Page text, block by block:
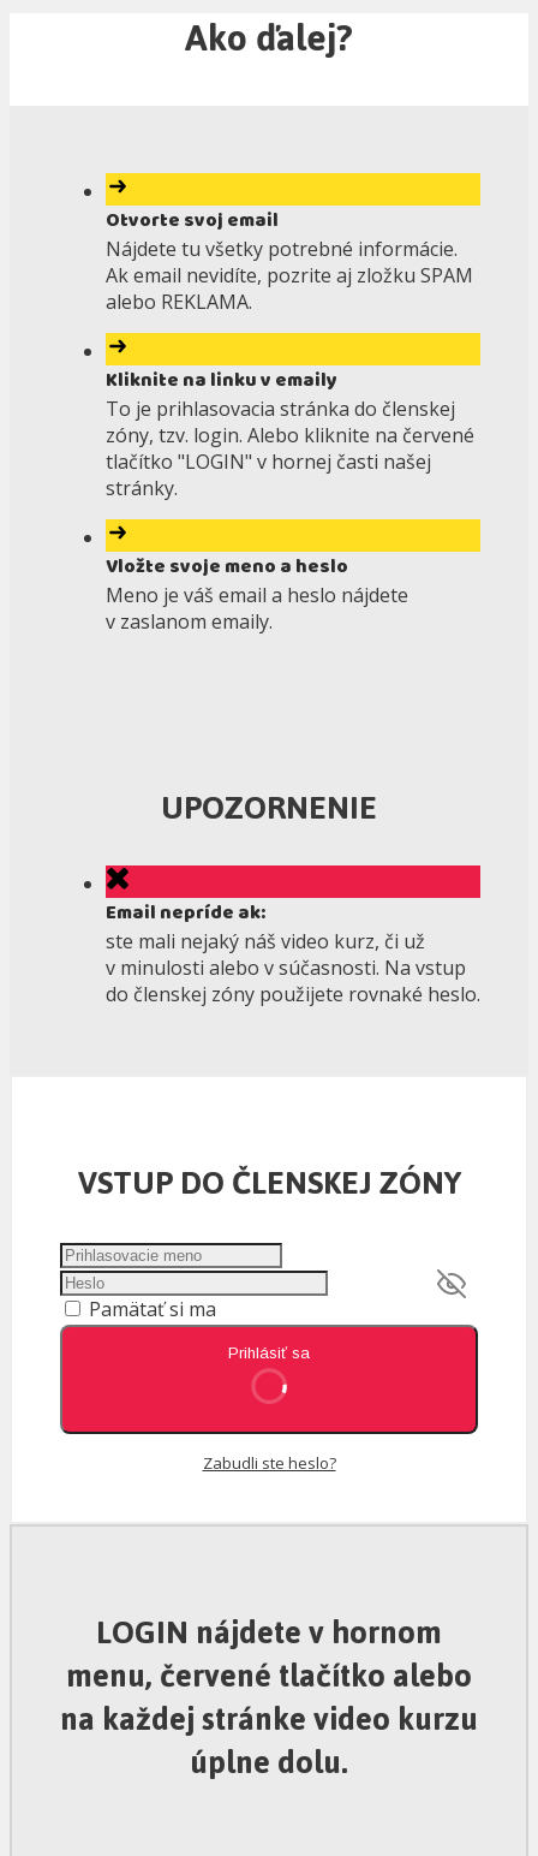
Ako ďalej?
Otvorte svoj email
Nájdete tu všetky potrebné informácie.
Ak email nevidíte, pozrite aj zložku SPAM
alebo REKLAMA.
Kliknite na linku v emaily
To je prihlasovacia stránka do členskej
zóny, tzv. login. Alebo kliknite na červené
tlačítko "LOGIN" v hornej časti našej
stránky.
Vložte svoje meno a heslo
Meno je váš email a heslo nájdete
v zaslanom emaily.
UPOZORNENIE
Email nepríde ak:
ste mali nejaký náš video kurz, či už
v minulosti alebo v súčasnosti. Na vstup
do členskej zóny použijete rovnaké heslo.
VSTUP DO ČLENSKEJ ZÓNY
Pamätať si ma
Prihlásiť sa
Zabudli ste heslo?
LOGIN nájdete v hornom
menu, červené tlačítko alebo
na každej stránke video kurzu
úplne dolu.